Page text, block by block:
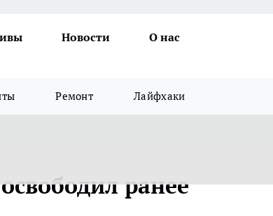
Новости
О нас
Ремонт Лайфхаки
ранее